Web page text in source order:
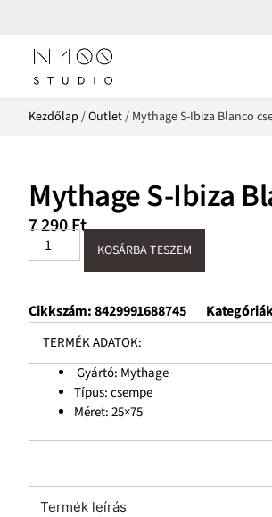
Kezdőlap /Outlet/ Mythage S-Ibiza Blanco
Mythage S-Ibiza
7 290Ft
KOSÁRBA TESZEM
Cikkszám:8429991688745
TERMÉK ADATOK:
Gyártó: Mythage
Típus: csempe
Méret: 25×75
Termék leírás